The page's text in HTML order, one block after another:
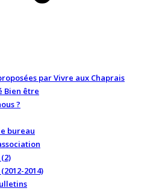
par Vivre aux Chaprais
Bien être
?
bureau
2014)